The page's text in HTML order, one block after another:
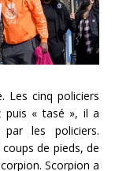
Les cinq policiers
puis « tasé », il a
par les policiers.
de pieds, de
Scorpion a